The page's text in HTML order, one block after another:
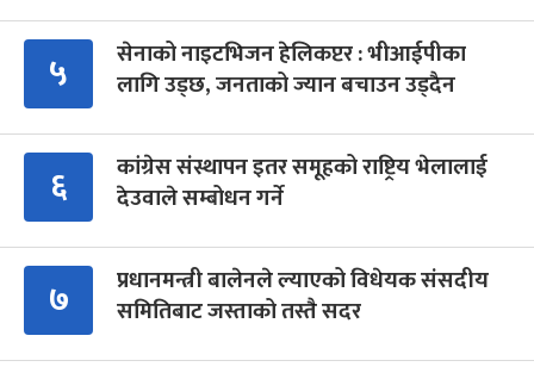
५
सेनाको नाइटभिजन हेलिकप्टर : भीआईपीका
लागि उड्छ, जनताको ज्यान बचाउन उड्दैन
६
कांग्रेस संस्थापन इतर समूहको राष्ट्रिय भेलालाई
देउवाले सम्बोधन गर्ने
७
प्रधानमन्त्री बालेनले ल्याएको विधेयक संसदीय
समितिबाट जस्ताको तस्तै सदर